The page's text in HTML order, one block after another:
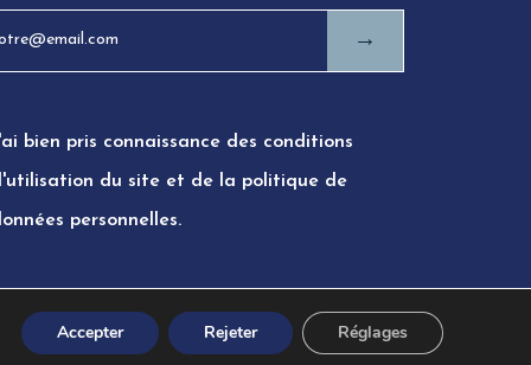
→
bien pris connaissance des conditions
du site et de la politique de
personnelles.
Politique de confidentialité Conditions d'utilisation
Accepter Rejeter Réglages